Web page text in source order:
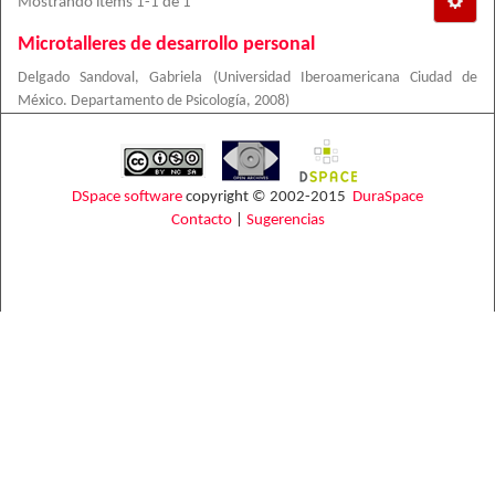
Microtalleres de desarrollo personal
Delgado Sandoval, Gabriela (Universidad Iberoamericana Ciudad de
México. Departamento de Psicología, 2008)
DSpace software copyright © 2002-2015 DuraSpace
Contacto| Sugerencias